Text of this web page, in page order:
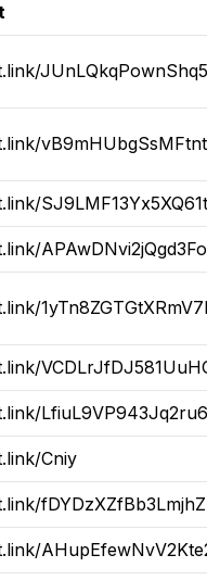
LfiuL9VP943Jq2ru6
Cniy